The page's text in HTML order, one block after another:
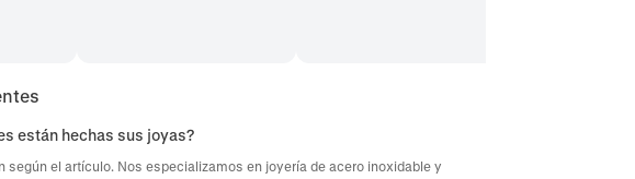
están hechas sus joyas?
según el artículo. Nos especializamos en joyería de acero inoxidable y